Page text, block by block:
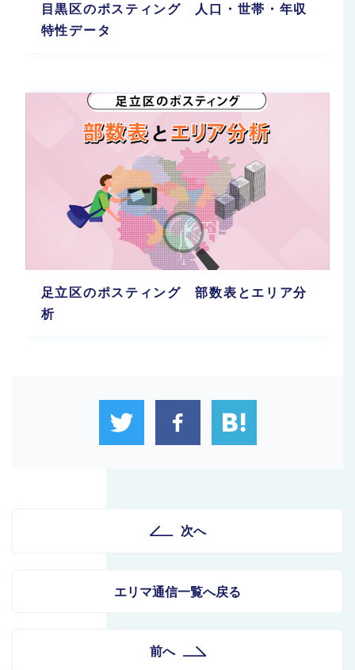
目黒区のポスティング 人口・世帯・年収
特性データ
足立区のポスティング 部数表とエリア分
析
次へ
エリマ通信一覧へ戻る
前へ